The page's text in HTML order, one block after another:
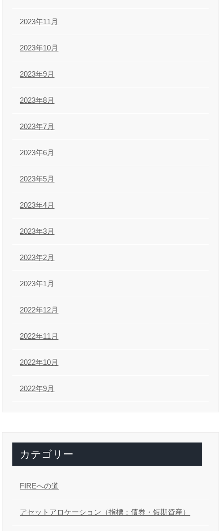
2023年11月
2023年10月
2023年9月
2023年8月
2023年7月
2023年6月
2023年5月
2023年4月
2023年3月
2023年2月
2023年1月
2022年12月
2022年11月
2022年10月
2022年9月
カテゴリー
FIREへの道
アセットアロケーション（指標：債券・短期資産）